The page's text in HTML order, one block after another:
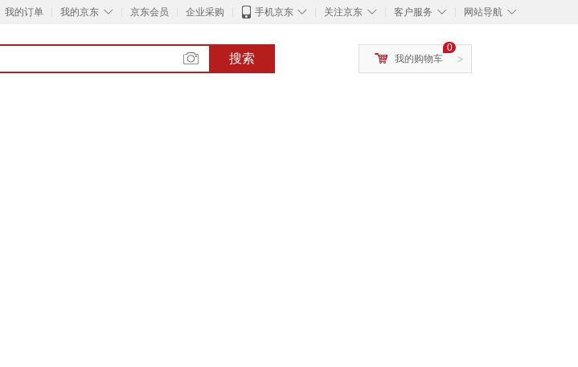
我的订单 ◇
我的京东 京东会员 企业采购 ◇
手机京东 ◇
关注京东 ◇
客户服务 ◇
网站导航
搜索 >
0
我的购物车